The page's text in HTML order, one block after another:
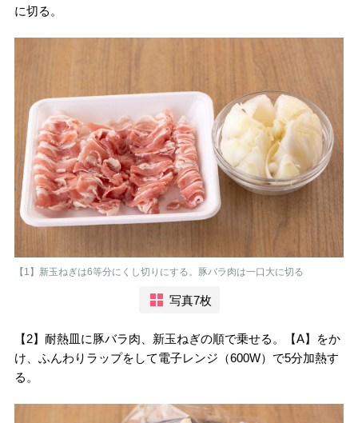
に切る。
【1】新玉ねぎは6等分にくし切りにする。豚バラ肉は一口大に切る
写真7枚
【2】耐熱皿に豚バラ肉、新玉ねぎの順で乗せる。【A】をか
け、ふんわりラップをして電子レンジ（600W）で5分加熱す
る。